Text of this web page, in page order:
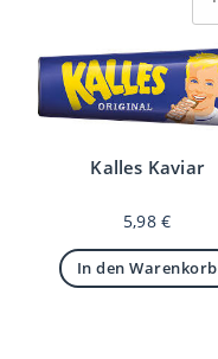
Kalles Kaviar
5,98€
In den Warenkorb